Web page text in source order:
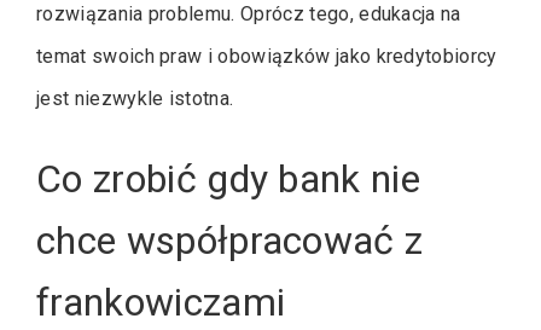
rozwiązania problemu. Oprócz tego, edukacja na
temat swoich praw i obowiązków jako kredytobiorcy
jest niezwykle istotna.
Co zrobić gdy bank nie
chce współpracować z
frankowiczami